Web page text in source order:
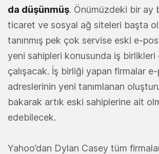
da düşünmüş. Önümüzdeki bir ay
ticaret ve sosyal ağ siteleri başta
tanınmış pek çok servise eski e-
yeni sahipleri konusunda iş birlikleri
çalışacak. İş birliği yapan firmalar
adreslerinin yeni tanımlanan
bakarak artık eski sahiplerine ait
edebilecek.
Yahoo’dan Dylan Casey tüm